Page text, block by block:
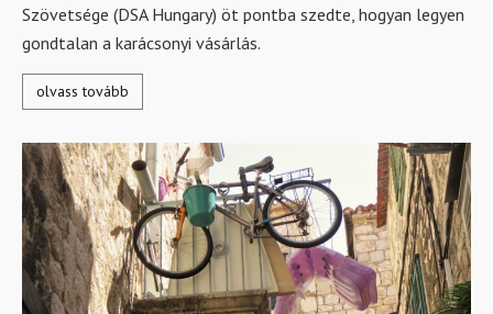
Szövetsége (DSA Hungary) öt pontba szedte, hogyan legyen
gondtalan a karácsonyi vásárlás.
olvass tovább